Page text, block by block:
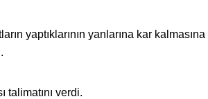
yaptıklarının yanlarına kar kalmasına
talimatını verdi.